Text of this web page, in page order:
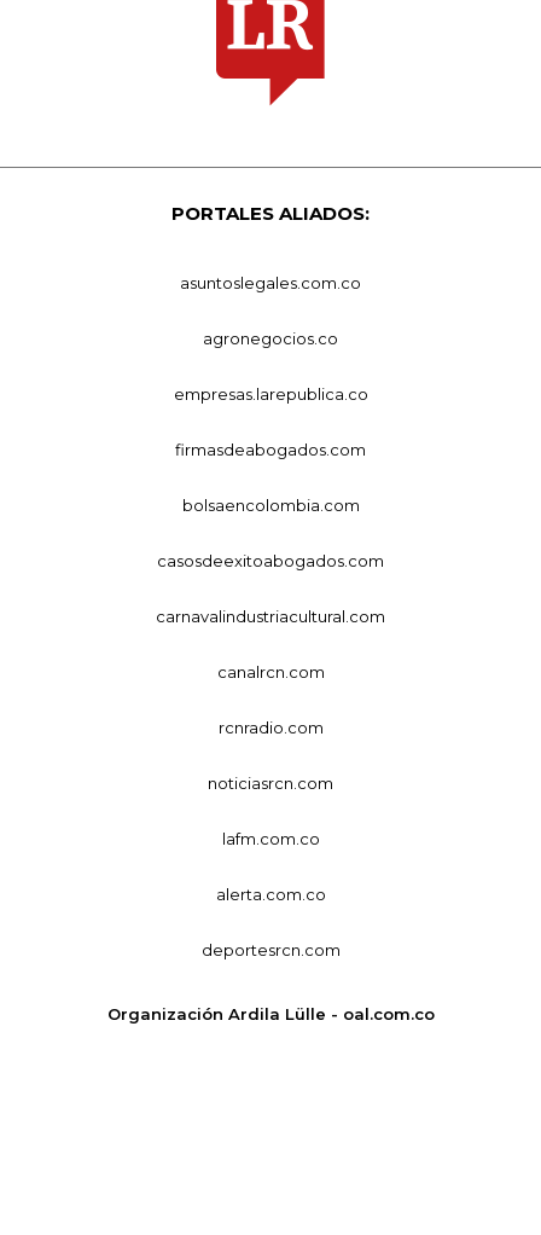
PORTALES ALIADOS:
asuntoslegales.com.co
agronegocios.co
empresas.larepublica.co
firmasdeabogados.com
bolsaencolombia.com
casosdeexitoabogados.com
carnavalindustriacultural.com
canalrcn.com
rcnradio.com
noticiasrcn.com
lafm.com.co
alerta.com.co
deportesrcn.com
Organización Ardila Lülle - oal.com.co